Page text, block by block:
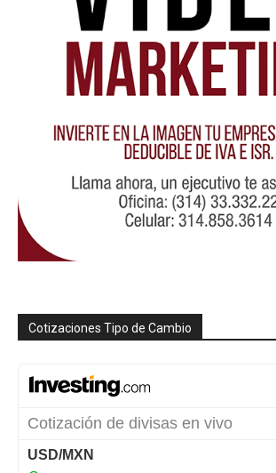
Cotizaciones Tipo de Cambio